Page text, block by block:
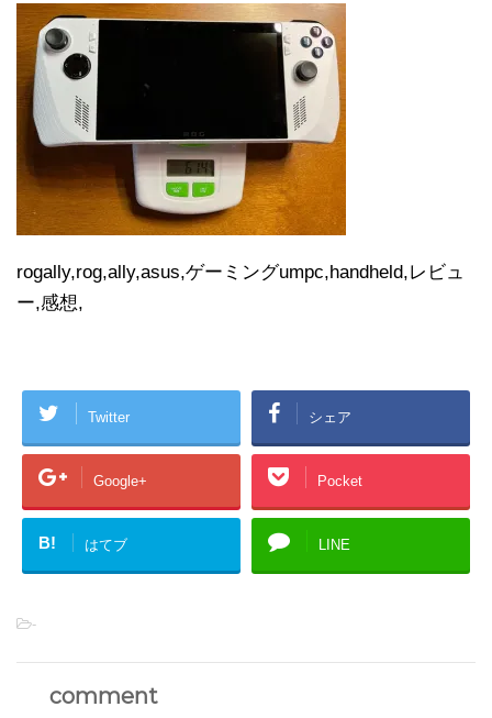
rogally,rog,ally,asus,ゲーミングumpc,handheld,レビュ
ー,感想,
Twitter シェア
Google+ Pocket
B! はてブ LINE
-
comment